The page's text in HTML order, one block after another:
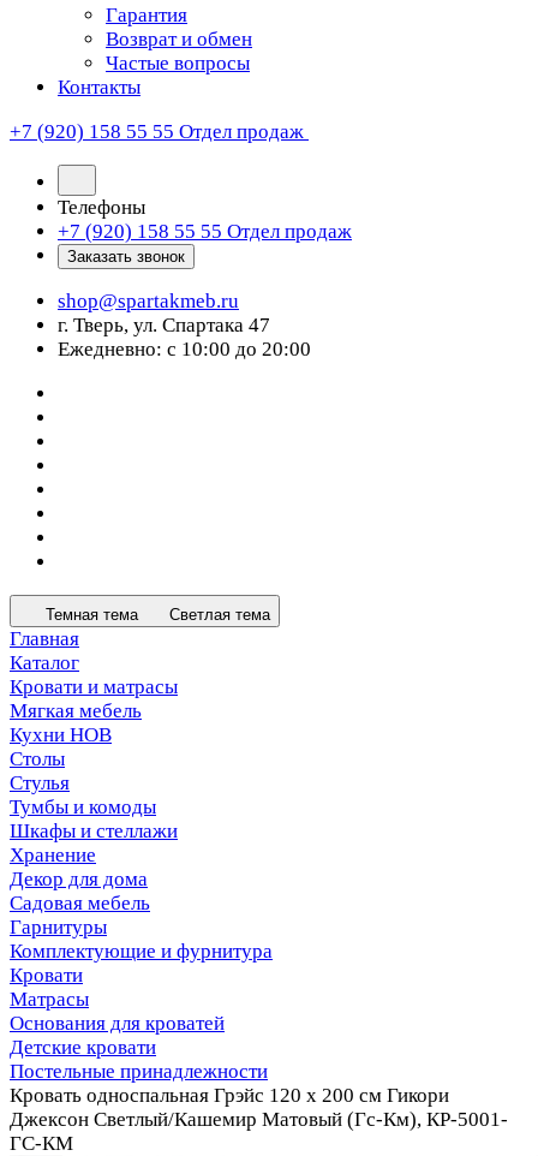
Гарантия
Возврат и обмен
Частые вопросы
Контакты
+7 (920) 158 55 55 Отдел продаж
Телефоны
+7 (920) 158 55 55 Отдел продаж
Заказать звонок
shop@spartakmeb.ru
г. Тверь, ул. Спартака 47
Ежедневно: с 10:00 до 20:00
Темная тема Светлая тема
Главная
Каталог
Кровати и матрасы
Мягкая мебель
Кухни НОВ
Столы
Стулья
Тумбы и комоды
Шкафы и стеллажи
Хранение
Декор для дома
Садовая мебель
Гарнитуры
Комплектующие и фурнитура
Кровати
Матрасы
Основания для кроватей
Детские кровати
Постельные принадлежности
Кровать односпальная Грэйс 120 х 200 см Гикори
Джексон Светлый/Кашемир Матовый (Гс-Км), КР-5001-
ГС-КМ